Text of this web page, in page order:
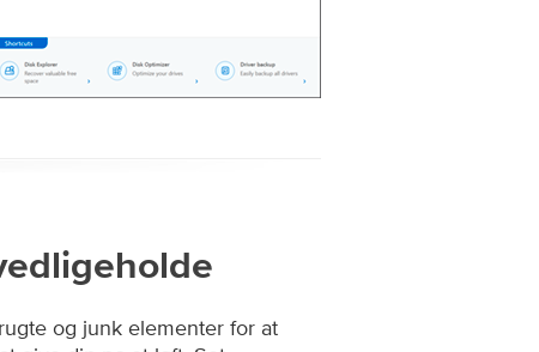
og junk elementer for at